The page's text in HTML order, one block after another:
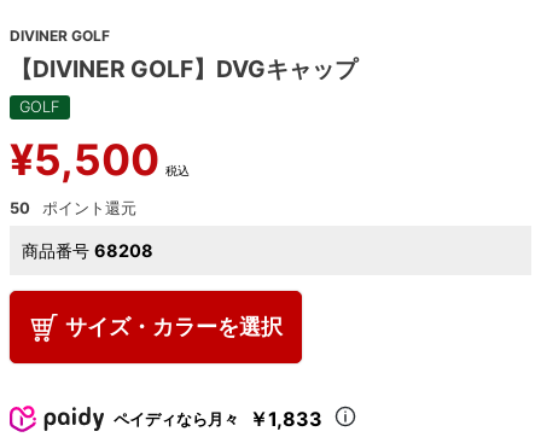
DIVINER GOLF
【DIVINER GOLF】DVGキャップ
GOLF
¥5,500 税込
50
商品番号 68208
サイズ・カラーを選択
ペイディなら月々 ￥1,833